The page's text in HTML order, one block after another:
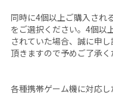
同時に4個以上ご購入され
をご選択ください。4個以
されていた場合、誠に申
頂きますので予めご了承く
各種携帯ゲーム機に対応し